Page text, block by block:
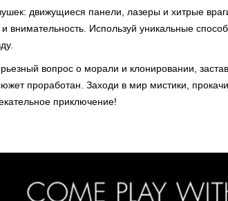
движущиеся панели, лазеры и хитрые
и внимательность. Используй уникальные
вопрос о морали и клонировании,
проработан. Заходи в мир мистики,
приключение!